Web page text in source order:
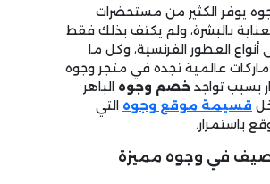
يوفر الكثير من مستحضرات
بالبشرة، ولم يكتف بذلك فقط
أنواع العطور الفرنسية، وكل ما
عالمية تجده في متجر وجوه
بسبب تواجد خصم وجوه الباهر
قسيمة موقع وجوه التي
باستمرار.
في وجوه مميزة